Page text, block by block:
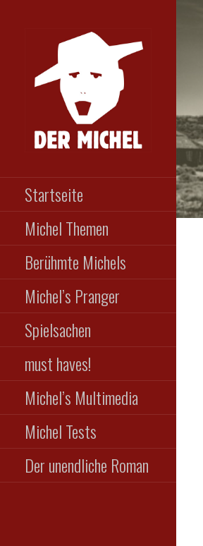
Startseite
Michel Themen
Berühmte Michels
Michel’s Pranger
Spielsachen
must haves!
Michel’s Multimedia
Michel Tests
Der unendliche Roman